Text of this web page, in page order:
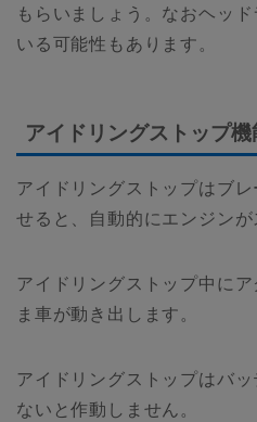
もらいましょう。なおヘッ
いる可能性もあります。
アイドリングストップ
アイドリングストップはブ
せると、自動的にエンジンが
アイドリングストップ中に
ま車が動き出します。
アイドリングストップはバ
ないと作動しません。